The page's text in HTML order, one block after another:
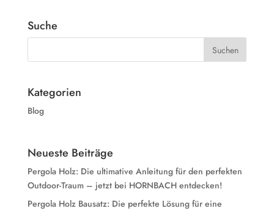
Suche
Kategorien
Blog
Neueste Beiträge
Pergola Holz: Die ultimative Anleitung für den perfekten
Outdoor-Traum – jetzt bei HORNBACH entdecken!
Pergola Holz Bausatz: Die perfekte Lösung für eine